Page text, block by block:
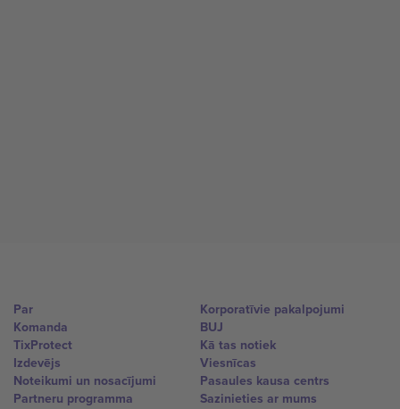
Par
Komanda
TixProtect
Izdevējs
Noteikumi un nosacījumi
Partneru programma
Korporatīvie pakalpojumi
BUJ
Kā tas notiek
Viesnīcas
Pasaules kausa centrs
Sazinieties ar mums